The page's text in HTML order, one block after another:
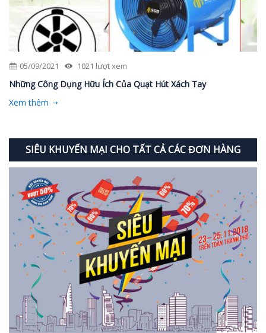
05/09/2021 1021 lượt xem
Những Công Dụng Hữu Ích Của Quạt Hút Xách Tay
Xem thêm
SIÊU KHUYẾN MẠI CHO TẤT CẢ CÁC ĐƠN HÀNG